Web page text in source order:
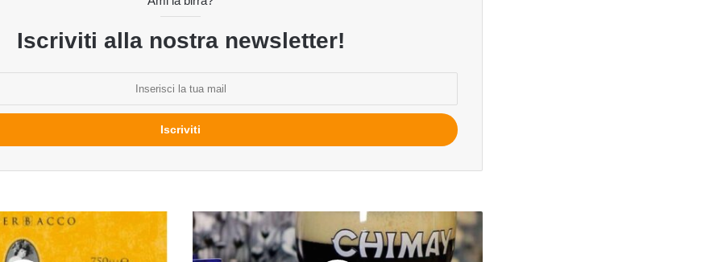
Iscriviti alla nostra newsletter!
Chimay
Blu,
anche